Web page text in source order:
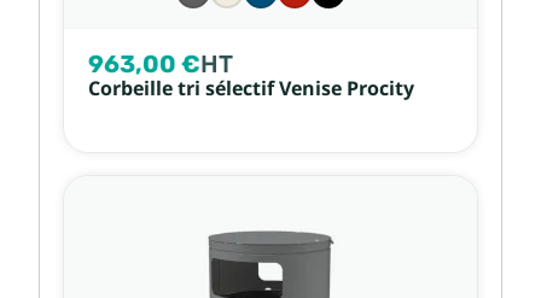
963,00 €HT
Corbeille tri sélectif Venise Procity